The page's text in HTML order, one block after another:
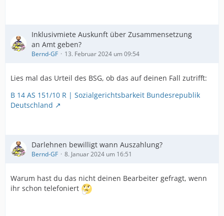
Inklusivmiete Auskunft über Zusammensetzung
an Amt geben?
Bernd-GF 13. Februar 2024 um 09:54
Lies mal das Urteil des BSG, ob das auf deinen Fall zutrifft:
B 14 AS 151/10 R | Sozialgerichtsbarkeit Bundesrepublik
Deutschland
Darlehnen bewilligt wann Auszahlung?
Bernd-GF 8. Januar 2024 um 16:51
Warum hast du das nicht deinen Bearbeiter gefragt, wenn
ihr schon telefoniert